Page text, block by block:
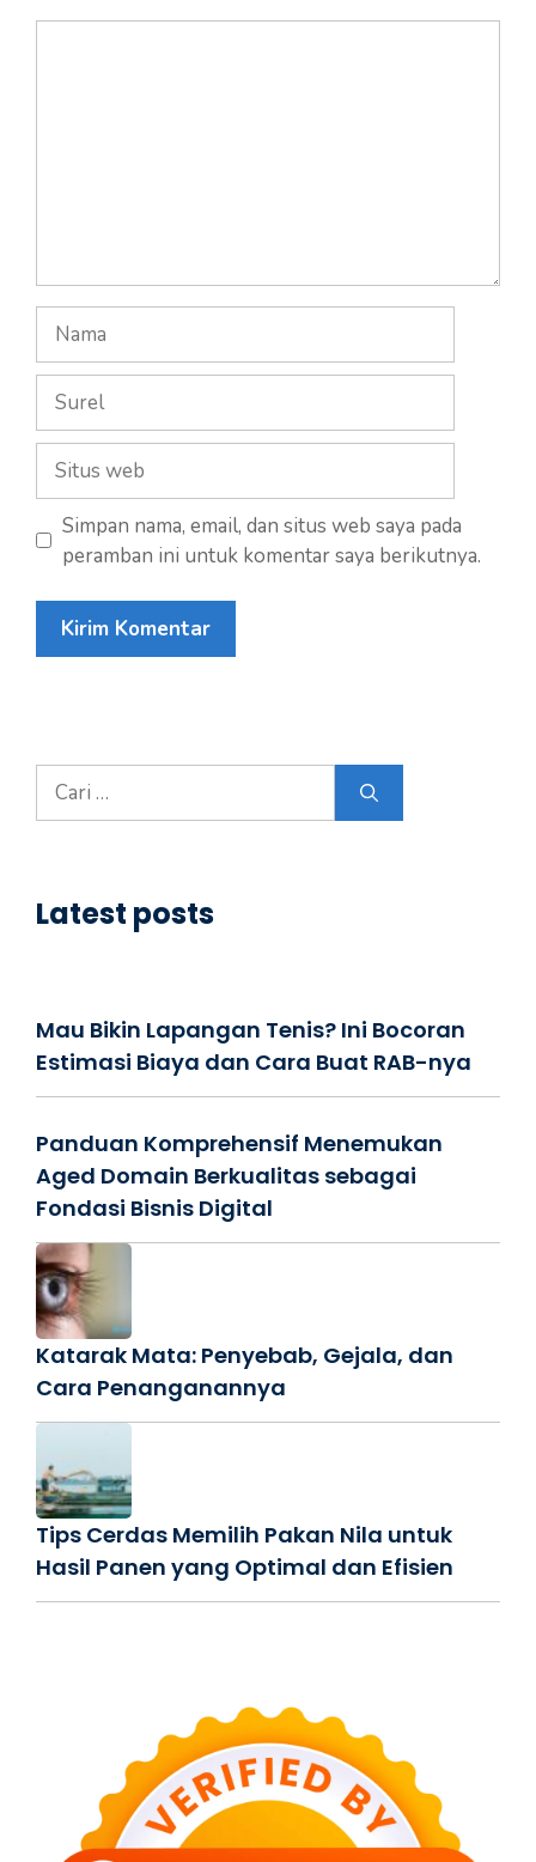
Nama
Surel
Situs
web
Simpan nama, email, dan situs web saya pada
peramban ini untuk komentar saya berikutnya.
Cari
untuk:
Latest posts
Mau Bikin Lapangan Tenis? Ini Bocoran
Estimasi Biaya dan Cara Buat RAB-nya
Panduan Komprehensif Menemukan
Aged Domain Berkualitas sebagai
Fondasi Bisnis Digital
Katarak Mata: Penyebab, Gejala, dan
Cara Penanganannya
Tips Cerdas Memilih Pakan Nila untuk
Hasil Panen yang Optimal dan Efisien